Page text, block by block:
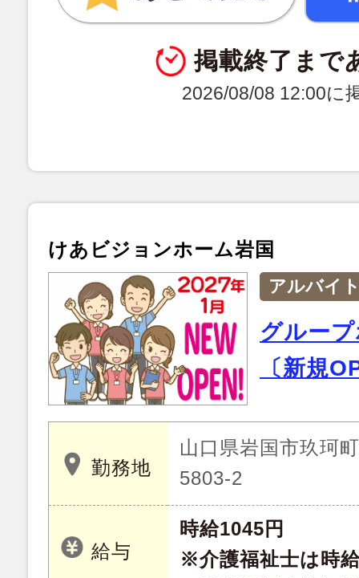
掲載終了まで
2026/08/08 12:00に
けあビジョンホーム岩国
アルバイ
グルー
〔新規
勤務地
山口県岩国市玖珂
5803-2
給与
時給1045円
※介護福祉士は時